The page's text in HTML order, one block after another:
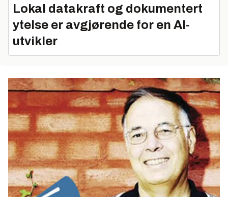
Lokal datakraft og dokumentert
ytelse er avgjørende for en AI-
utvikler